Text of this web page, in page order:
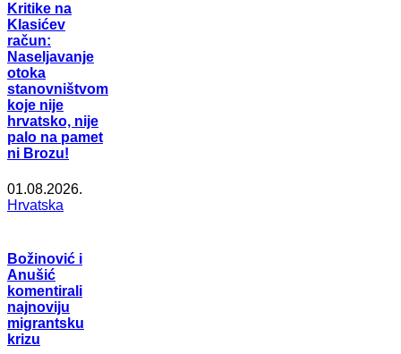
Kritike na
Klasićev
račun:
Naseljavanje
otoka
stanovništvom
koje nije
hrvatsko, nije
palo na pamet
ni Brozu!
01.08.2026.
Hrvatska
Božinović i
Anušić
komentirali
najnoviju
migrantsku
krizu